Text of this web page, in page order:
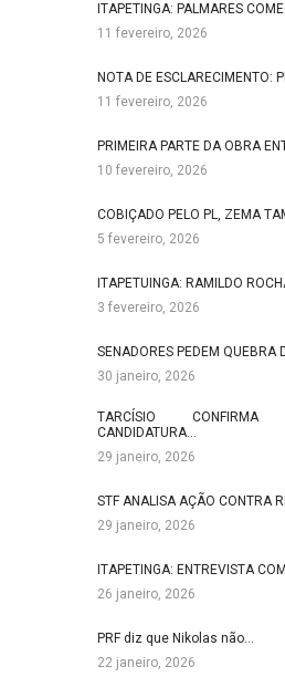
ITAPETINGA: PALMARES
11 fevereiro, 2026
NOTA DE ESCLARECIMENTO:
11 fevereiro, 2026
PRIMEIRA PARTE DA OBRA
10 fevereiro, 2026
COBIÇADO PELO PL, ZEMA
5 fevereiro, 2026
ITAPETUINGA: RAMILDO
3 fevereiro, 2026
SENADORES PEDEM QUEBRA
30 janeiro, 2026
TARCÍSIO
CANDIDATURA…
29 janeiro, 2026
STF ANALISA AÇÃO CONTRA
29 janeiro, 2026
ITAPETINGA: ENTREVISTA
26 janeiro, 2026
PRF diz que Nikolas não…
22 janeiro, 2026